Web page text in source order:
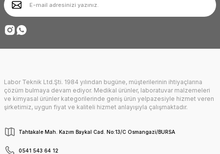
Ürün fiyatı diğer sitelerden daha pahalı.
Bu ürüne benzer farklı alternatifler olmalı.
Gönder
Deneyimini Paylaş
Labor Teknik Ltd.Şti. 1984 yılından bugüne, müşterilerinin ihtiyaçlarına
çözüm bulmaya devam ediyor. Medikal ürünler, laboratuvar malzemeleri
ve kimyasal ürünler kategorilerinde geniş ürün yelpazesiyle hizmet veren
şirketimiz, uygun fiyat ve kaliteli hizmet anlayışıyla çalışmaktadır.
Tahtakale Mah. Kazım Baykal Cad. No:13/C Osmangazi/BURSA
0541 543 64 12